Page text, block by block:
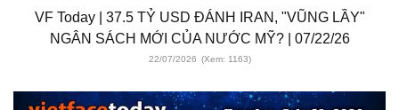
VF Today | 37.5 TỶ USD ĐÁNH IRAN, "VŨNG LẦY"
NGÂN SÁCH MỚI CỦA NƯỚC MỸ? | 07/22/26
22/07/2026 (Xem: 1163)